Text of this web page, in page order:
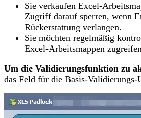
Sie verkaufen Excel-
Zugriff darauf sperren, wenn
Rückerstattung verlangen.
Sie möchten regelmäßig
Excel-Arbeitsmappen
Um die Validierungsfunktion zu
das Feld für die Basis-Validierungs-